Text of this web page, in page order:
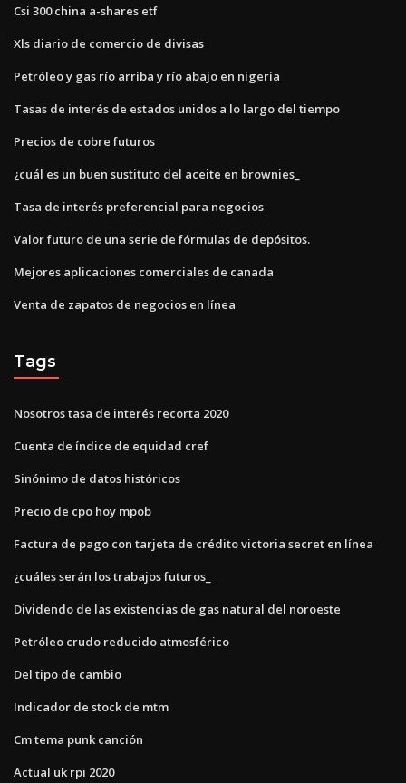
Csi 300 china a-shares etf
Xls diario de comercio de divisas
Petróleo y gas río arriba y río abajo en nigeria
Tasas de interés de estados unidos a lo largo del tiempo
Precios de cobre futuros
¿cuál es un buen sustituto del aceite en brownies_
Tasa de interés preferencial para negocios
Valor futuro de una serie de fórmulas de depósitos.
Mejores aplicaciones comerciales de canada
Venta de zapatos de negocios en línea
Tags
Nosotros tasa de interés recorta 2020
Cuenta de índice de equidad cref
Sinónimo de datos históricos
Precio de cpo hoy mpob
Factura de pago con tarjeta de crédito victoria secret en línea
¿cuáles serán los trabajos futuros_
Dividendo de las existencias de gas natural del noroeste
Petróleo crudo reducido atmosférico
Del tipo de cambio
Indicador de stock de mtm
Cm tema punk canción
Actual uk rpi 2020